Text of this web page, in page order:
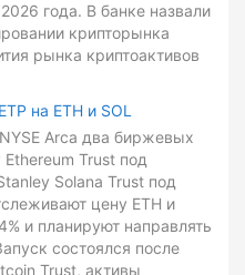
года. В банке назвали
крипторынка
рынка криптоактивов
на ETH и SOL
Arca два биржевых
Trust под
Solana Trust под
цену ETH и
и планируют направлять
состоялся после
Trust, активы